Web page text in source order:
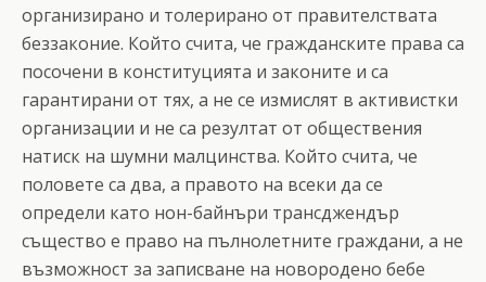
организирано и толерирано от правителствата
беззаконие. Който счита, че гражданските права са
посочени в конституцията и законите и са
гарантирани от тях, а не се измислят в активистки
организации и не са резултат от обществения
натиск на шумни малцинства. Който счита, че
половете са два, а правото на всеки да се
определи като нон-байнъри трансджендър
същество е право на пълнолетните граждани, а не
възможност за записване на новородено бебе